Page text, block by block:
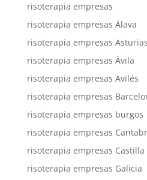
risoterapia empresas
risoterapia empresas Álava
risoterapia empresas Asturias
risoterapia empresas Ávila
risoterapia empresas Avilés
risoterapia empresas
risoterapia empresas burgos
risoterapia empresas
risoterapia empresas Castilla
risoterapia empresas Galicia